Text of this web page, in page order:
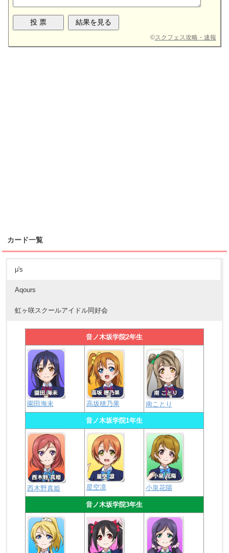
©スクフェス攻略・速報
カード一覧
μ's
Aqours
虹ヶ咲スクールアイドル同好会
音ノ木坂学院2年生
園田海未 高坂穂乃果 南ことり
音ノ木坂学院1年生
西木野真姫 星空凛 小泉花陽
音ノ木坂学院3年生